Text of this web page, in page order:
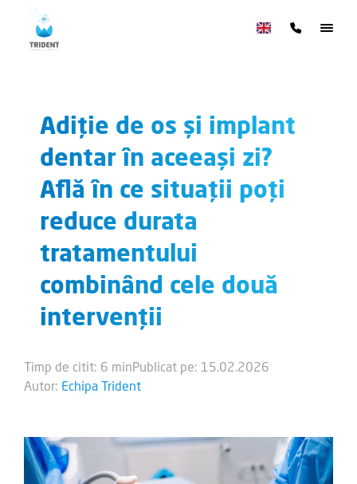
Adiție de os și implant
dentar în aceeași zi?
Află în ce situații poți
reduce durata
tratamentului
combinând cele două
intervenții
Timp de citit: 6 minPublicat pe: 15.02.2026
Autor: Echipa Trident